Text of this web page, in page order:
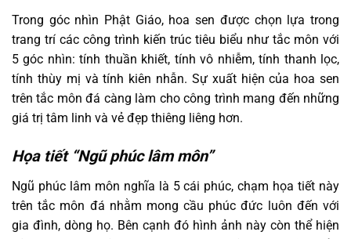
Trong góc nhìn Phật Giáo, hoa sen được chọn lựa trong
trang trí các công trình kiến trúc tiêu biểu như tắc môn với
5 góc nhìn: tính thuần khiết, tính vô nhiễm, tính thanh lọc,
tính thùy mị và tính kiên nhẫn. Sự xuất hiện của hoa sen
trên tắc môn đá càng làm cho công trình mang đến những
giá trị tâm linh và vẻ đẹp thiêng liêng hơn.
Họa tiết “Ngũ phúc lâm môn”
Ngũ phúc lâm môn nghĩa là 5 cái phúc, chạm họa tiết này
trên tắc môn đá nhằm mong cầu phúc đức luôn đến với
gia đình, dòng họ. Bên cạnh đó hình ảnh này còn thể hiện